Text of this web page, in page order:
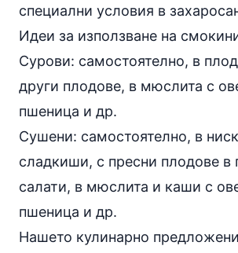
специални условия в
Идеи за използване на
Сурови: самостоятелно, в
други плодове, в мюслита с
пшеница и др.
Сушени: самостоятелно, в
сладкиши, с пресни плодове в
салати, в мюслита и каши с
пшеница и др.
Нашето кулинарно